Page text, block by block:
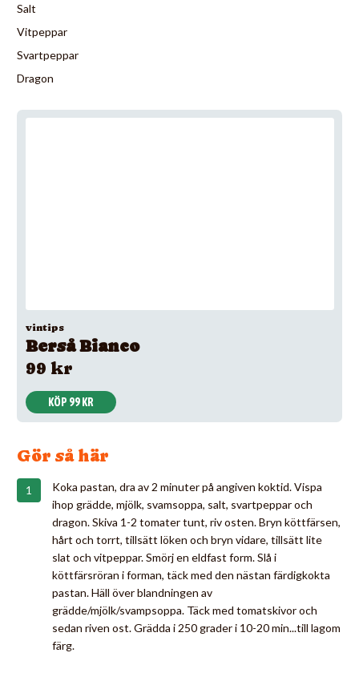
Salt
Vitpeppar
Svartpeppar
Dragon
vintips
Berså Bianco
99 kr
KÖP 99 KR
Gör så här
Koka pastan, dra av 2 minuter på angiven koktid. Vispa
ihop grädde, mjölk, svamsoppa, salt, svartpeppar och
dragon. Skiva 1-2 tomater tunt, riv osten. Bryn köttfärsen,
hårt och torrt, tillsätt löken och bryn vidare, tillsätt lite
slat och vitpeppar. Smörj en eldfast form. Slå i
köttfärsröran i forman, täck med den nästan färdigkokta
pastan. Häll över blandningen av
grädde/mjölk/svampsoppa. Täck med tomatskivor och
sedan riven ost. Grädda i 250 grader i 10-20 min...till lagom
färg.